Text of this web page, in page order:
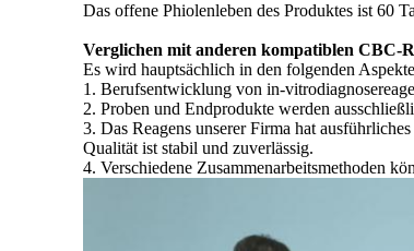
Das offene Phiolenleben des Produktes ist 60
Verglichen mit anderen kompatiblen CBC-
Es wird hauptsächlich in den folgenden
1. Berufsentwicklung von in-
2. Proben und Endprodukte werden
3. Das Reagens unserer Firma hat
Qualität ist stabil und zuverlässig.
4. Verschiedene Zusammenarbeitsmethoden